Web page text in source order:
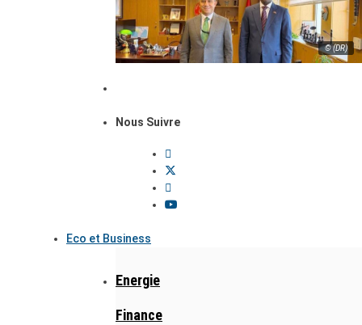
© (DR)
Nous Suivre
Eco et Business
Energie
Finance